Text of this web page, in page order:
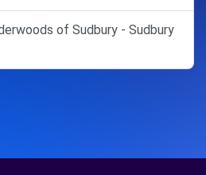
of Sudbury - Sudbury